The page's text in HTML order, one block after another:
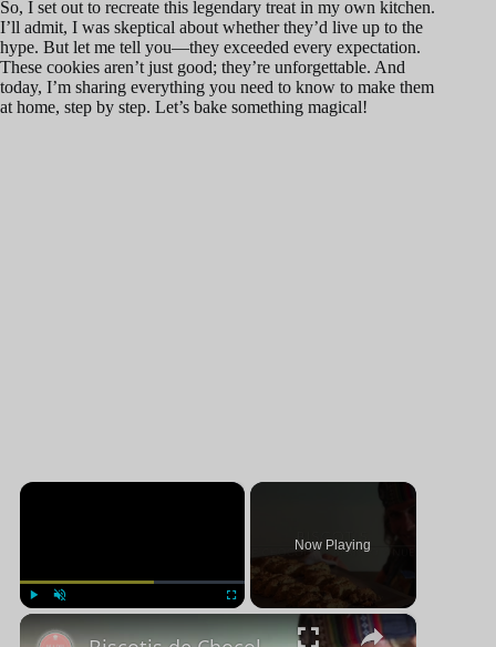
So, I set out to recreate this legendary treat in my own kitchen.
I’ll admit, I was skeptical about whether they’d live up to the
hype. But let me tell you—they exceeded every expectation.
These cookies aren’t just good; they’re unforgettable. And
today, I’m sharing everything you need to know to make them
at home, step by step. Let’s bake something magical!
×
Now Playing
×